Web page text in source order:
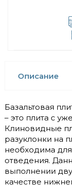
Описание
Базальтовая
– это плита с
Клиновидные
разуклонки на
необходима
отведения.
выполнении
качестве